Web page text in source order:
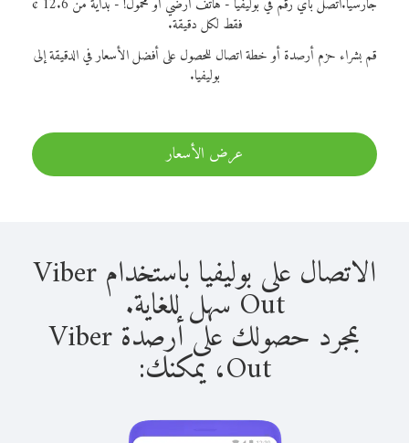
جارسيا.
اتصل بأي رقم في بوليفيا - هاتف أرضي أو محمول! - بداية من 12.6 ¢
فقط لكل دقيقة.
قم بشراء حزم أرصدة أو خطة اتصال للحصول على أفضل الأسعار في الدقيقة إلى
بوليفيا.
عرض الأسعار
الاتصال على بوليفيا باستخدام Viber
Out سهل للغاية.
بمجرد حصولك على أرصدة Viber
Out، يمكنك: